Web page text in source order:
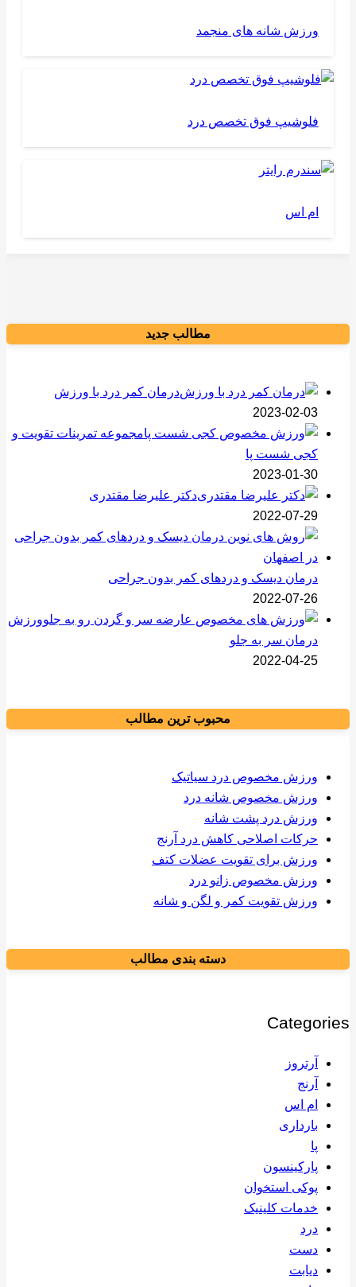
ورزش شانه های منجمد
فلوشیپ فوق تخصص درد
ام اس
مطالب جدید
درمان کمر درد با ورزش
2023-02-03
مجموعه تمرینات تقویت و
کجی شست پا
2023-01-30
دکتر علیرضا مقتدری
2022-07-29
درمان دیسک و دردهای کمر بدون جراحی
2022-07-26
ورزش
درمان سر به جلو
2022-04-25
محبوب ترین مطالب
ورزش مخصوص درد سیاتیک
ورزش مخصوص شانه درد
ورزش درد پشت شانه
حرکات اصلاحی کاهش درد آرنج
ورزش برای تقویت عضلات کتف
ورزش مخصوص زانو درد
ورزش تقویت کمر و لگن و شانه
دسته بندی مطالب
Categories
آرتروز
آرنج
ام اس
بارداری
پا
پارکینسون
پوکی استخوان
خدمات کلینیک
درد
دست
دیابت